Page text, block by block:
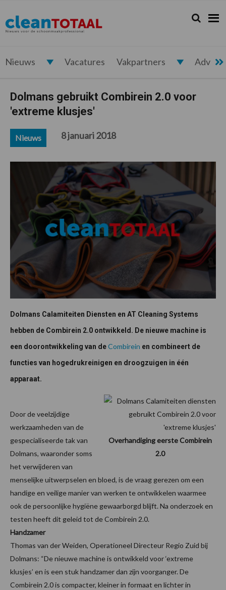
de
hoofdnavigatie
de
hoofd
de
eerste
de
voettekst
Cleantotaal.nl
Het
laatste
voor
schoonmaak
Zoeken...
Zoek
Nieuws Vacatures Vakpartners
Dolmans gebruikt Combirein 2.0 voor
'extreme klusjes'
Nieuws 8 januari 2018
Dolmans Calamiteiten Diensten en AT Cleaning Systems
hebben de Combirein 2.0 ontwikkeld. De nieuwe machine is
een doorontwikkeling van deCombirein en combineert de
functies van hogedrukreinigen en droogzuigen in één
apparaat.
Overhandiging eerste Combirein
2.0
Door de veelzijdige
werkzaamheden van de
gespecialiseerde tak van
Dolmans, waaronder soms
het verwijderen van
menselijke uitwerpselen en bloed, is de vraag gerezen om een
handige en veilige manier van werken te ontwikkelen waarmee
ook de persoonlijke hygiëne gewaarborgd blijft. Na onderzoek en
testen heeft dit geleid tot de Combirein 2.0.
Handzamer
Thomas van der Weiden, Operationeel Directeur Regio Zuid bij
Dolmans: “De nieuwe machine is ontwikkeld voor ‘extreme
klusjes’ en is een stuk handzamer dan zijn voorganger. De
Combirein 2.0 is compacter, kleiner in formaat en lichter in